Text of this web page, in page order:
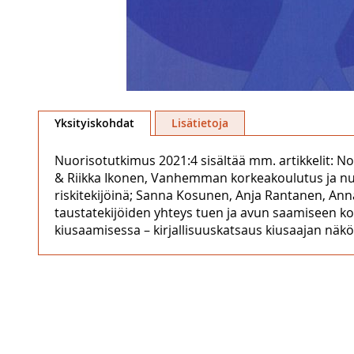
to
the
images
gallery
Yksityiskohdat
Nuorisotutkimus 2021:4 sisältää mm. artikkelit:
& Riikka Ikonen, Vanhemman korkeakoulutus ja
riskitekijöinä; Sanna Kosunen, Anja Rantanen,
taustatekijöiden yhteys tuen ja avun saamiseen
kiusaamisessa – kirjallisuuskatsaus kiusaajan
Lisätietoja